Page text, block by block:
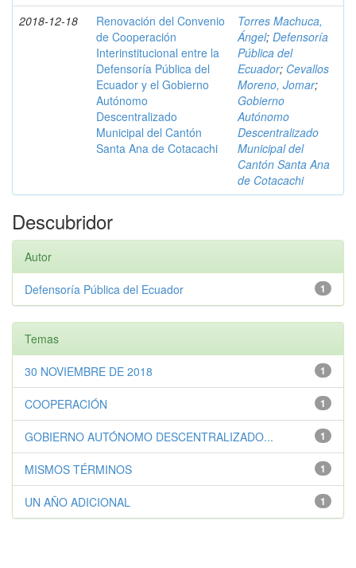
2018-12-18
Renovación del Convenio
de Cooperación
Interinstitucional entre la
Defensoría Pública del
Ecuador y el Gobierno
Autónomo
Descentralizado
Municipal del Cantón
Santa Ana de Cotacachi
Torres Machuca,
Ángel; Defensoría
Pública del
Ecuador; Cevallos
Moreno, Jomar;
Gobierno
Autónomo
Descentralizado
Municipal del
Cantón Santa Ana
de Cotacachi
Descubridor
Autor
1
Defensoría Pública del Ecuador
Temas
1
30 NOVIEMBRE DE 2018
1
COOPERACIÓN
1
GOBIERNO AUTÓNOMO DESCENTRALIZADO...
1
MISMOS TÉRMINOS
1
UN AÑO ADICIONAL